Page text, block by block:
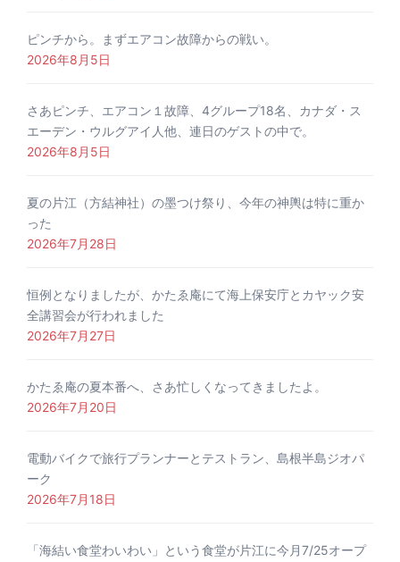
ピンチから。まずエアコン故障からの戦い。
2026年8月5日
さあピンチ、エアコン１故障、4グループ18名、カナダ・ス
エーデン・ウルグアイ人他、連日のゲストの中で。
2026年8月5日
夏の片江（方結神社）の墨つけ祭り、今年の神輿は特に重か
った
2026年7月28日
恒例となりましたが、かたゑ庵にて海上保安庁とカヤック安
全講習会が行われました
2026年7月27日
かたゑ庵の夏本番へ、さあ忙しくなってきましたよ。
2026年7月20日
電動バイクで旅行プランナーとテストラン、島根半島ジオパ
ーク
2026年7月18日
「海結い食堂わいわい」という食堂が片江に今月7/25オープ